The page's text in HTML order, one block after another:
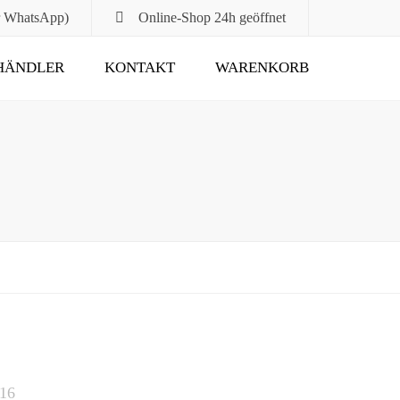
WhatsApp) Online-Shop 24h geöffnet
Submit
KONTAKT WARENKORB